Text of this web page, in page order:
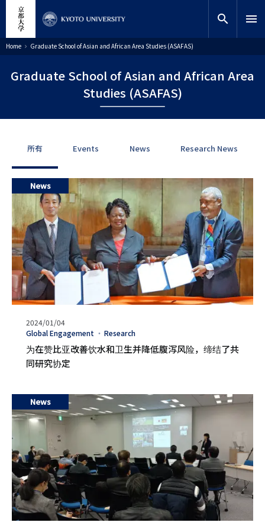
主
要
网站内搜索 search menu
Home Graduate School of Asian and African Area Studies (ASAFAS)
Graduate School of Asian and African Area
Studies (ASAFAS)
所有 Events News Research News
News
发
表
日
期
2024/01/04
タ
グ
Global Engagement Research
为在赞比亚改善饮水和卫生并降低腹泻风险，缔结了共
同研究协定
News